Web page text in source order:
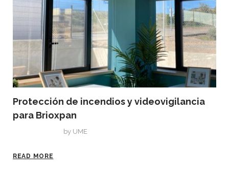
Protección de incendios y videovigilancia
para Brioxpan
by UME
READ MORE